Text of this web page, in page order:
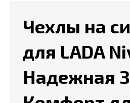
Чехлы на
для LADA
Надежная